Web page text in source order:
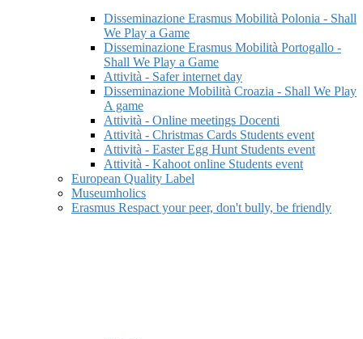
Disseminazione Erasmus Mobilità Polonia - Shall
We Play a Game
Disseminazione Erasmus Mobilità Portogallo -
Shall We Play a Game
Attività - Safer internet day
Disseminazione Mobilità Croazia - Shall We Play
A game
Attività - Online meetings Docenti
Attività - Christmas Cards Students event
Attività - Easter Egg Hunt Students event
Attività - Kahoot online Students event
European Quality Label
Museumholics
Erasmus Respact your peer, don't bully, be friendly